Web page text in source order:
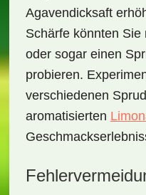
Agavendicksaft
Schärfe könnten Sie
oder sogar einen
probieren.
verschiedenen
aromatisierten